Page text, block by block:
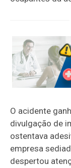
O acidente
divulgação de
ostentava
empresa
despertou